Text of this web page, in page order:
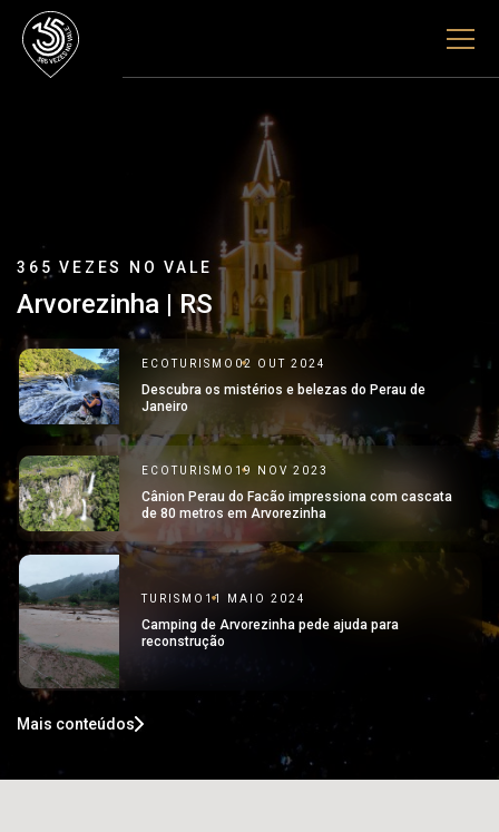
365 VEZES NO VALE
Arvorezinha | RS
ECOTURISMO 02 OUT 2024
Descubra os mistérios e belezas do Perau de
Janeiro
ECOTURISMO 19 NOV 2023
Cânion Perau do Facão impressiona com cascata
de 80 metros em Arvorezinha
TURISMO 11 MAIO 2024
Camping de Arvorezinha pede ajuda para
reconstrução
Mais conteúdos